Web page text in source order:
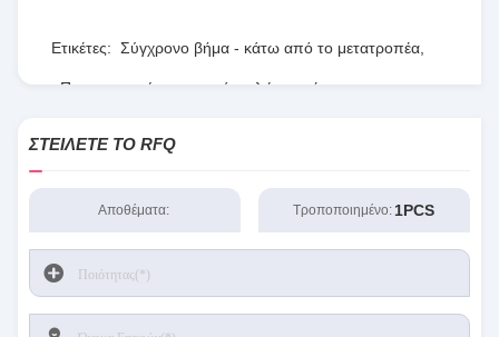
Ετικέτες: Σύγχρονο βήμα - κάτω από το μετατροπέα
Προγραμματίσημη σειρά πυλών τομέων,
ΣΤΕΊΛΕΤΕ ΤΟ RFQ
Αποθέματα: Τροποποιημένο: 1PCS